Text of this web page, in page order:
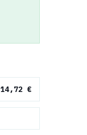
14,72 €